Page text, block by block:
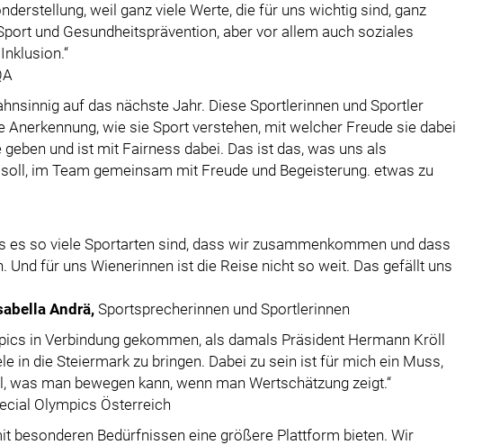
weil ganz viele Werte, die für uns wichtig sind, ganz
und Gesundheitsprävention, aber vor allem auch soziales
auf das nächste Jahr. Diese Sportlerinnen und Sportler
Anerkennung, wie sie Sport verstehen, mit welcher Freude sie dabei
und ist mit Fairness dabei. Das ist das, was uns als
im Team gemeinsam mit Freude und Begeisterung. etwas zu
es so viele Sportarten sind, dass wir zusammenkommen und dass
Und für uns Wienerinnen ist die Reise nicht so weit. Das gefällt uns
Andrä,Sportsprecherinnen und Sportlerinnen
in Verbindung gekommen, als damals Präsident Hermann Kröll
in die Steiermark zu bringen. Dabei zu sein ist für mich ein Muss,
was man bewegen kann, wenn man Wertschätzung zeigt.“
Olympics Österreich
besonderen Bedürfnissen eine größere Plattform bieten. Wir